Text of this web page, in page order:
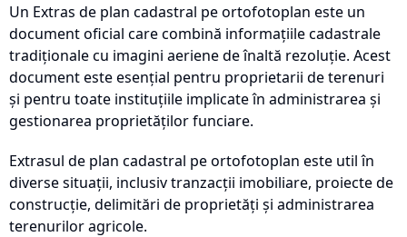
Un Extras de plan cadastral pe ortofotoplan este un
document oficial care combină informațiile cadastrale
tradiționale cu imagini aeriene de înaltă rezoluție. Acest
document este esențial pentru proprietarii de terenuri
și pentru toate instituțiile implicate în administrarea și
gestionarea proprietăților funciare.
Extrasul de plan cadastral pe ortofotoplan este util în
diverse situații, inclusiv tranzacții imobiliare, proiecte de
construcție, delimitări de proprietăți și administrarea
terenurilor agricole.